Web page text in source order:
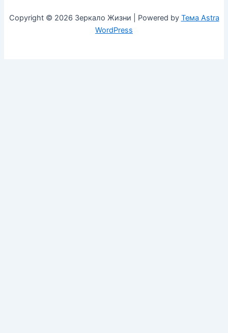
Copyright © 2026 Зеркало Жизни | Powered by Тема Astra
WordPress